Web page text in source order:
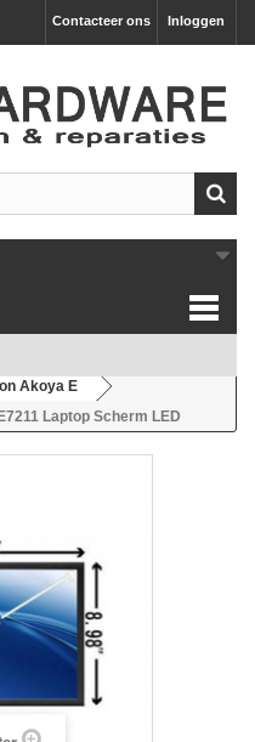
Inloggen
Contacteer ons
Akoya E
Laptop Scherm LED